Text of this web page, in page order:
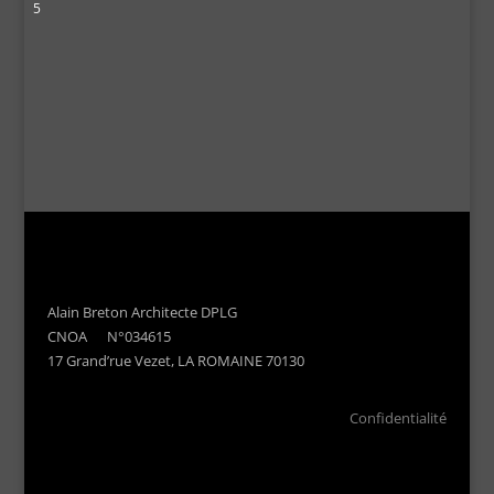
5
Alain Breton Architecte DPLG
CNOA N°034615
17 Grand’rue Vezet, LA ROMAINE 70130
Confidentialité